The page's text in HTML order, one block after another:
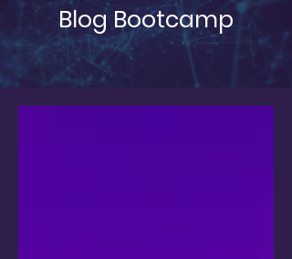
Blog Bootcamp